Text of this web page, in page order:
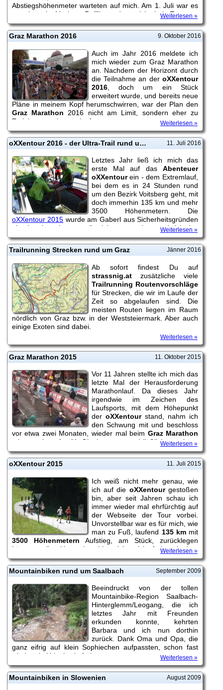
Abstiegshöhenmeter warteten auf mich. Am 1. Juli war es
soweit, mit Markus Raffling, der mich beiEuropas
schönstem Erlebnislaufcoachen sollte, ging's auf nach
Gmunden.
Weiterlesen »
Graz Marathon 2016 9. Oktober 2016
Auch im Jahr 2016 meldete ich
mich wieder zum Graz Marathon
an. Nachdem der Horizont durch
die Teilnahme an deroXXentour
2016, doch um ein Stück
erweitert wurde, und bereits neue
Pläne in meinem Kopf herumschwirren, war der Plan den
Graz Marathon 2016 nicht am Limit, sondern eher zu
Trainingszwecken zu laufen.
Weiterlesen »
oXXentour 2016 - der Ultra-Trail rund um den Bezirk Voitsberg 11. Juli 2016
Letztes Jahr ließ ich mich das
erste Mal auf dasAbenteuer
oXXentourein - dem Extremlauf,
bei dem es in 24 Stunden rund
um den Bezirk Voitsberg geht, mit
doch immerhin 135 km und mehr
3500 Höhenmetern. Die
oXXentour 2015 wurde am Gaberl aus Sicherheitsgründen
abgebrochen, heuer wollte ich erneut wissen, ob ich das
Zeug zu einem echtenoXXenhabe!
Weiterlesen »
Trailrunning Strecken rund um Graz Jänner 2016
Ab sofort findest Du auf
strassnig.atzusätzliche viele
Trailrunning Routenvorschläge
für Strecken, die wir im Laufe der
Zeit so abgelaufen sind. Die
meisten Routen liegen im Raum
nördlich von Graz bzw. in der Weststeiermark. Aber auch
einige Exoten sind dabei.
Weiterlesen »
Graz Marathon 2015 11. Oktober 2015
Vor 11 Jahren stellte ich mich das
letzte Mal der Herausforderung
Marathonlauf. Da dieses Jahr
irgendwie im Zeichen des
Laufsports, mit dem Höhepunkt
der oXXentourstand, nahm ich
den Schwung mit und beschloss
vor etwa zwei Monaten, wieder mal beim Graz Marathon
mitzumachen. Am 11. Oktober war es schließlich soweit ...
Weiterlesen »
oXXentour 2015 11. Juli 2015
Ich weiß nicht mehr genau, wie
ich auf die oXXentourgestoßen
bin, aber seit Jahren schau ich
immer wieder mal ehrfürchtig auf
der Webseite der Tour vorbei.
Unvorstellbar war es für mich, wie
man zu Fuß, laufend 135 kmmit
3500 Höhenmetern Aufstieg, am Stück, zurücklegen
können sollte; Heuer beschloss ich, mich, frei nach dem
Motto 'think big', auf dieses Abenteuer einzulassen.
Weiterlesen »
Mountainbiken rund um Saalbach September 2009
Beeindruckt von der tollen
Mountainbike-Region Saalbach-
Hinterglemm/Leogang, die ich
letztes Jahr mit Freunden
erkunden konnte, kehrten
Barbara und ich nun dorthin
zurück. Dank Oma und Opa, die
ganz eifrig auf klein Sophiechen aufpassten, schon fast
wieder ein Urlaub wie früher ...
Weiterlesen »
Mountainbiken in Slowenien August 2009